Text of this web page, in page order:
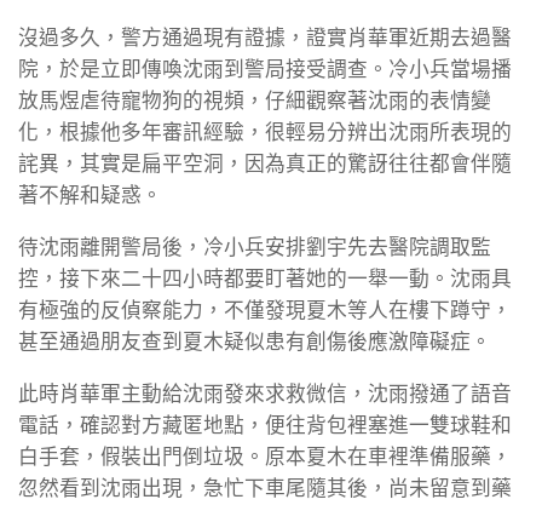
沒過多久，警方通過現有證據，證實肖華軍近期去過醫
院，於是立即傳喚沈雨到警局接受調查。冷小兵當場播
放馬煜虐待寵物狗的視頻，仔細觀察著沈雨的表情變
化，根據他多年審訊經驗，很輕易分辨出沈雨所表現的
詫異，其實是扁平空洞，因為真正的驚訝往往都會伴隨
著不解和疑惑。
待沈雨離開警局後，冷小兵安排劉宇先去醫院調取監
控，接下來二十四小時都要盯著她的一舉一動。沈雨具
有極強的反偵察能力，不僅發現夏木等人在樓下蹲守，
甚至通過朋友查到夏木疑似患有創傷後應激障礙症。
此時肖華軍主動給沈雨發來求救微信，沈雨撥通了語音
電話，確認對方藏匿地點，便往背包裡塞進一雙球鞋和
白手套，假裝出門倒垃圾。原本夏木在車裡準備服藥，
忽然看到沈雨出現，急忙下車尾隨其後，尚未留意到藥